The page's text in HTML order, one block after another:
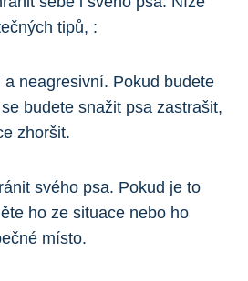
tipů, :
neagresivní. Pokud budete
budete snažit psa zastrašit,
zhoršit.
svého psa. Pokud je to
ho ze situace nebo ho
místo.